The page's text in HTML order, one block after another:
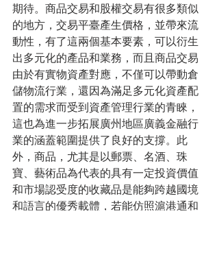
期待。商品交易和股權交易有很多類似
的地方，交易平臺產生價格，並帶來流
動性，有了這兩個基本要素，可以衍生
出多元化的產品和業務，而且商品交易
由於有實物資產對應，不僅可以帶動倉
儲物流行業，還因為滿足多元化資產配
置的需求而受到資產管理行業的青睞，
這也為進一步拓展廣州地區廣義金融行
業的涵蓋範圍提供了良好的支撐。此
外，商品，尤其是以郵票、名酒、珠
寶、藝術品為代表的具有一定投資價值
和市場認受度的收藏品是能夠跨越國境
和語言的優秀載體，若能仿照滬港通和